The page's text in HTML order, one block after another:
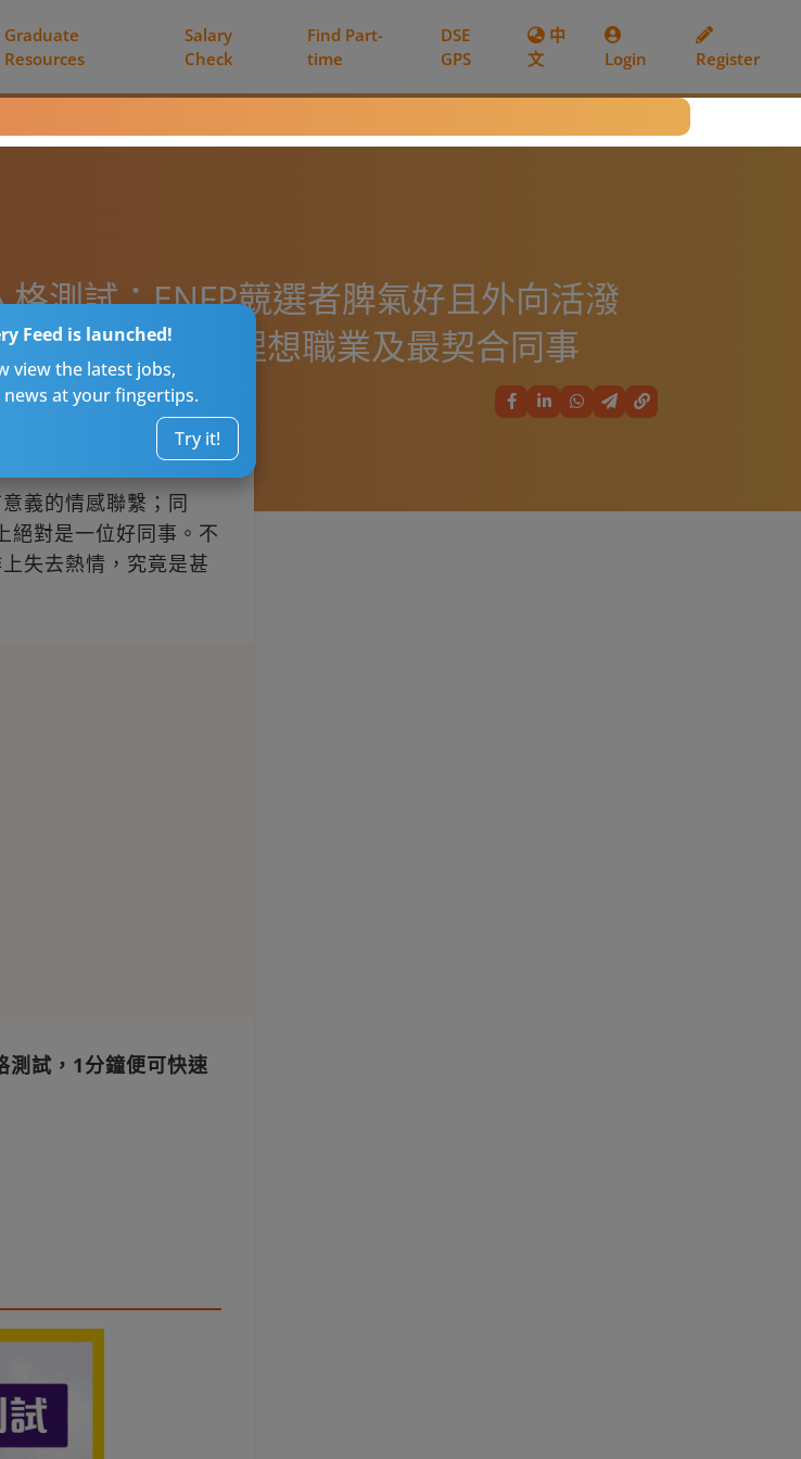
Graduate
Resources
Salary
Check
Find Part-
time
DSE
GPS
中
文
Login Register
Feed is launched!
view the latest jobs,
at your fingertips.
Try it!
格測試：ENFP競選者脾氣好且外向活潑
細分析 配對理想職業及最契合同事
義的情感聯繫；同
絕對是一位好同事。不
失去熱情，究竟是甚
試，1分鐘便可快速